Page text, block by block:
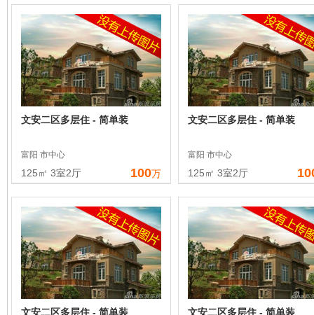
文安二区多层住 - 简单装
富阳 市中心
125㎡ 3室2厅 100万
文安二区多层住 - 简单装
富阳 市中心
125㎡ 3室2厅
文安二区多层住 - 简单装 文安二区多层住 - 简单装